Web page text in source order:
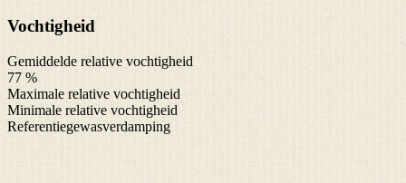
Vochtigheid
Gemiddelde relative vochtigheid
77 %
Maximale relative vochtigheid
Minimale relative vochtigheid
Referentiegewasverdamping